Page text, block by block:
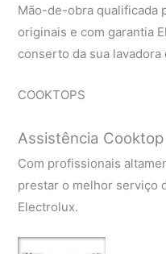
Mão-de-obra qualificada
originais e com garantia
conserto da sua
COOKTOPS
Assistência
Com profissionais
prestar o melhor serviço
Electrolux.